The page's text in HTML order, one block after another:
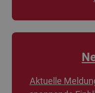
Aktuelle